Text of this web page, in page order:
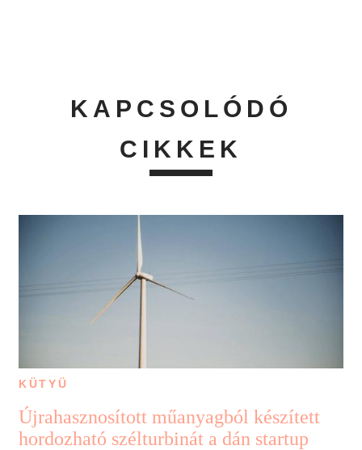
KAPCSOLÓDÓ
CIKKEK
KÜTYÜ
Újrahasznosított műanyagból készített
hordozható szélturbinát a dán startup